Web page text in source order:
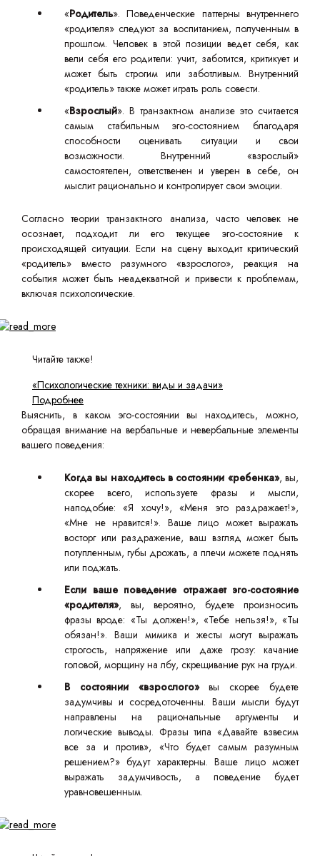
«Родитель». Поведенческие паттерны внутреннего
«родителя» следуют за воспитанием, полученным в
прошлом. Человек в этой позиции ведет себя, как
вели себя его родители: учит, заботится, критикует и
может быть строгим или заботливым. Внутренний
«родитель» также может играть роль совести.
«Взрослый». В транзактном анализе это считается
самым стабильным эго-состоянием благодаря
способности оценивать ситуации и свои
возможности. Внутренний «взрослый»
самостоятелен, ответственен и уверен в себе, он
мыслит рационально и контролирует свои эмоции.
Согласно теории транзактного анализа, часто человек не
осознает, подходит ли его текущее эго-состояние к
происходящей ситуации. Если на сцену выходит критический
«родитель» вместо разумного «взрослого», реакция на
события может быть неадекватной и привести к проблемам,
включая психологические.
Читайте также!
«Психологические техники: виды и задачи»
Подробнее
Выяснить, в каком эго-состоянии вы находитесь, можно,
обращая внимание на вербальные и невербальные элементы
вашего поведения:
Когда вы находитесь в состоянии «ребенка», вы,
скорее всего, используете фразы и мысли,
наподобие: «Я хочу!», «Меня это раздражает!»,
«Мне не нравится!». Ваше лицо может выражать
восторг или раздражение, ваш взгляд может быть
потупленным, губы дрожать, а плечи можете поднять
или поджать.
Если ваше поведение отражает эго-состояние
«родителя», вы, вероятно, будете произносить
фразы вроде: «Ты должен!», «Тебе нельзя!», «Ты
обязан!». Ваши мимика и жесты могут выражать
строгость, напряжение или даже грозу: качание
головой, морщину на лбу, скрещивание рук на груди.
В состоянии «взрослого»вы скорее будете
задумчивы и сосредоточенны. Ваши мысли будут
направлены на рациональные аргументы и
логические выводы. Фразы типа «Давайте взвесим
все за и против», «Что будет самым разумным
решением?» будут характерны. Ваше лицо может
выражать задумчивость, а поведение будет
уравновешенным.